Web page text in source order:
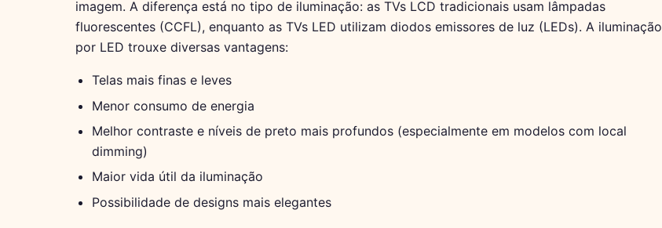
imagem. A diferença está no tipo de iluminação: as TVs LCD tradicionais usam lâmpadas
fluorescentes (CCFL), enquanto as TVs LED utilizam diodos emissores de luz (LEDs). A iluminação
por LED trouxe diversas vantagens:
Telas mais finas e leves
Menor consumo de energia
Melhor contraste e níveis de preto mais profundos (especialmente em modelos com local
dimming)
Maior vida útil da iluminação
Possibilidade de designs mais elegantes